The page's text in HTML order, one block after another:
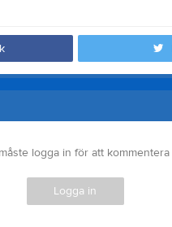
logga in för att kommentera
Logga in